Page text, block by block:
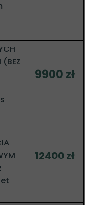
(BEZ
9900 zł
12400 zł